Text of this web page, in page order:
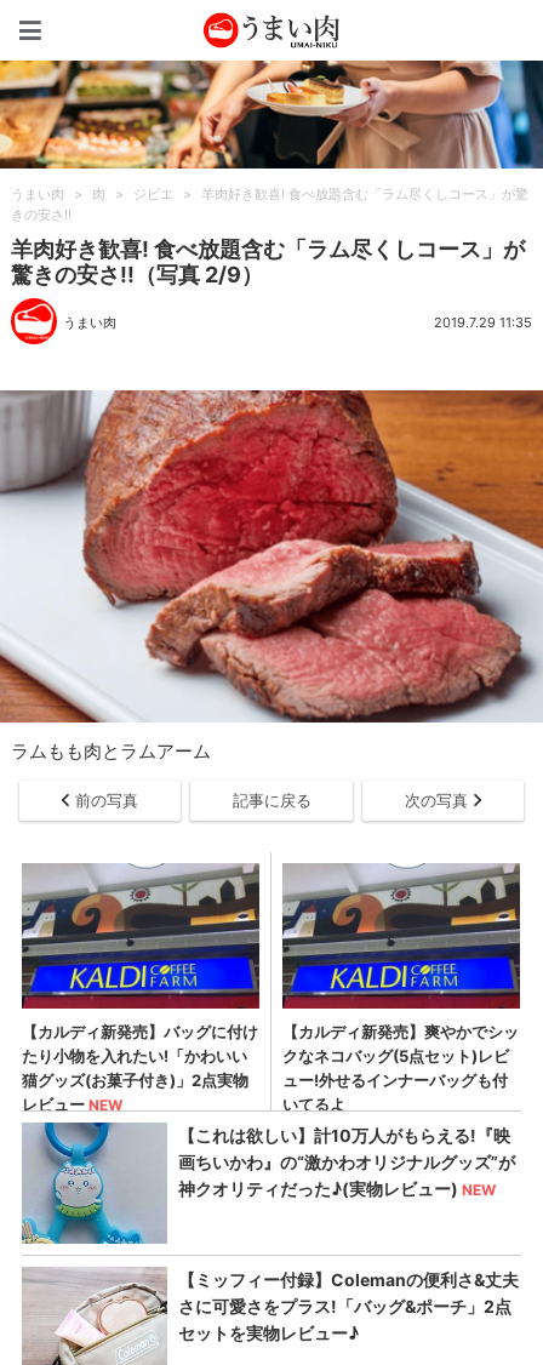
うまい肉 > 肉 > ジビエ >
羊肉好き歓喜! 食べ放題含む「ラム尽くしコース」が驚
きの安さ!!
羊肉好き歓喜! 食べ放題含む「ラム尽くしコース」が
驚きの安さ!!（写真 2/9）
うまい肉 2019.7.29 11:35
ラムもも肉とラムアーム
前の写真 記事に戻る 次の写真